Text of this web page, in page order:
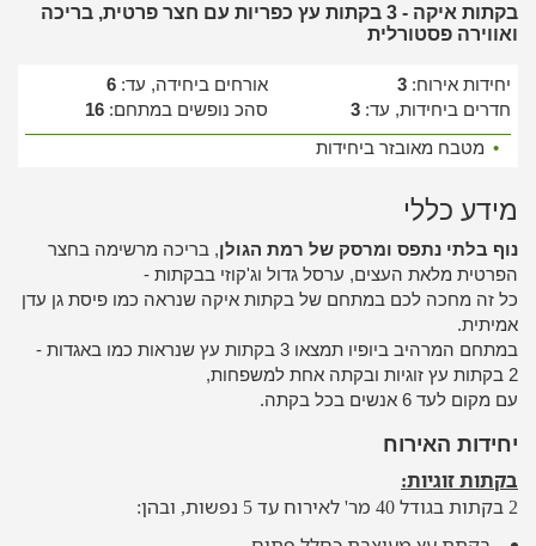
בקתות איקה - 3 בקתות עץ כפריות עם חצר פרטית, בריכה
ואווירה פסטורלית
יחידות אירוח: 3 אורחים ביחידה, עד: 6
חדרים ביחידות, עד: 3 סהכ נופשים במתחם: 16
• מטבח מאובזר ביחידות
מידע כללי
נוף בלתי נתפס ומרסק של רמת הגולן, בריכה מרשימה בחצר
הפרטית מלאת העצים, ערסל גדול וג'קוזי בבקתות -
כל זה מחכה לכם במתחם של בקתות איקה שנראה כמו פיסת גן עדן
אמיתית.
במתחם המרהיב ביופיו תמצאו 3 בקתות עץ שנראות כמו באגדות -
2 בקתות עץ זוגיות ובקתה אחת למשפחות,
עם מקום לעד 6 אנשים בכל בקתה.
יחידות האירוח
בקתות זוגיות:
2 בקתות בגודל 40 מר' לאירוח עד 5 נפשות, ובהן: